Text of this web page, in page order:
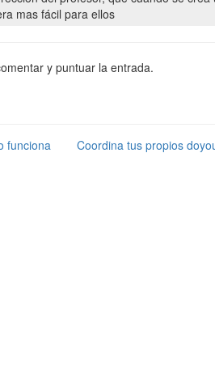
mas fácil para ellos
y puntuar la entrada.
funciona Coordina tus propios